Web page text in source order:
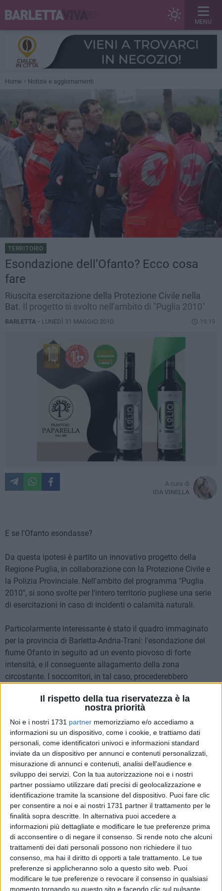
Il rispetto della tua riservatezza è la
nostra priorità
Noi e i nostri 1731 partner memorizziamo e/o accediamo a
informazioni su un dispositivo, come i cookie, e trattiamo dati
personali, come identificatori univoci e informazioni standard
inviate da un dispositivo per annunci e contenuti personalizzati,
misurazione di annunci e contenuti, analisi dell'audience e
sviluppo dei servizi. Con la tua autorizzazione noi e i nostri
partner possiamo utilizzare dati precisi di geolocalizzazione e
identificazione tramite la scansione del dispositivo. Puoi fare clic
per consentire a noi e ai nostri 1731 partner il trattamento per le
finalità sopra descritte. In alternativa puoi accedere a
informazioni più dettagliate e modificare le tue preferenze prima
di acconsentire o di negare il consenso. Si rende noto che alcuni
trattamenti dei dati personali possono non richiedere il tuo
consenso, ma hai il diritto di opporti a tale trattamento. Le tue
preferenze si applicheranno solo a questo sito web. Puoi
modificare le tue preferenze o revocare il consenso in qualsiasi
momento tornando su questo sito e facendo clic sul pulsante
MENU
Home Notizie e aggiornamenti
TERRITORIO
Esondazione dell’Ofanto? Ecco cosa
fare
Riuscita esercitazione della Protezione Civile nella
Bat. Il progetto si svolto nell'ambito di "Puglia 2010"
BARLETTA - LUNEDÌ 31 MAGGIO 2010 19.19
A cura di
IDA VINELLA
E se l'Ofanto esondasse?
Da questa ipotesi è partito un innovativo progetto della
Regione Puglia, in collaborazione con la Protezione Civile e
la Polizia Provinciale. Nell'ambito del programma "Puglia
2010", si sono svolte per l'intero territorio pugliese una serie
di esercitazioni in caso di incidenti o calamità naturali.
Particolarmente interessante è stato il quadro immaginato
per la provincia di Barletta-Andria-Trani: l'esondazione del
fiume Ofanto in seguito ad un evento piovoso di forte
intensità, e il conseguente allagamento della zona
circostante. I soccorritori, in tal caso, procederebbero
salvataggio i residenti della zona. Seguirebbe l'interruzione
della strada provinciale e del tratto ferroviario relativo alla
tratta Bologna-Lecce.
A Canne della Battaglia, all'ombra della collina e delle
storiche rovine, è stato collocato il polo logistico che
supervisiona l'intera operazione: posizione geografica non
casuale, considerata la maggiore altitudine rispetto all'area
di esondazione, e la collocazione perfettamente a metà
strada fra Barletta e Canosa di Puglia, per gli interventi
immediati da entrambi i comuni.
Esprime grande soddisfazione il tenente Leone della
Provincia di Bari: tutte le operazione sono state svolte con
efficacia e prontezza di intervento, e utilissima è stata
l'esercitazione sia per gli operatori che per la logistica